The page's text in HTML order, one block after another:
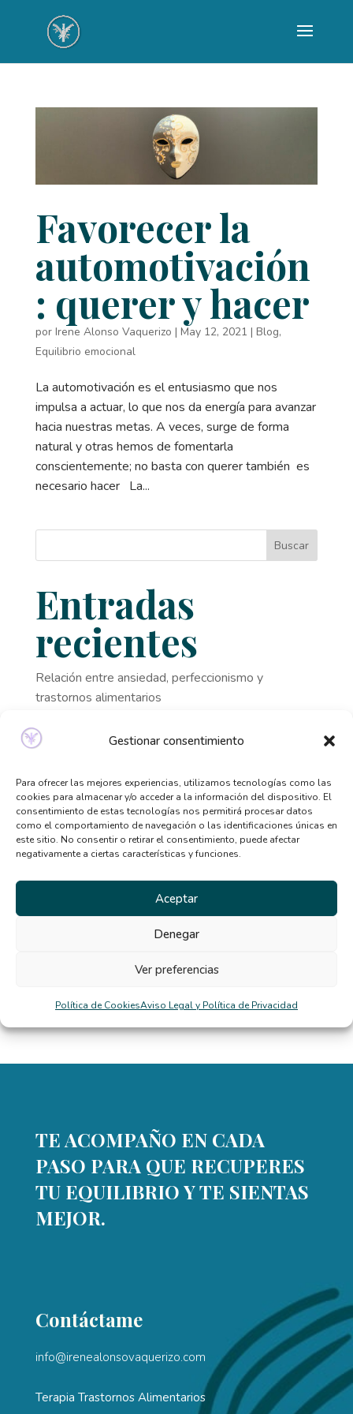
Gestionar consentimiento
Para ofrecer las mejores experiencias, utilizamos tecnologías como las
cookies para almacenar y/o acceder a la información del dispositivo. El
consentimiento de estas tecnologías nos permitirá procesar datos
como el comportamiento de navegación o las identificaciones únicas en
este sitio. No consentir o retirar el consentimiento, puede afectar
negativamente a ciertas características y funciones.
Aceptar
Denegar
Ver preferencias
Política de CookiesAviso Legal y Política de Privacidad
Favorecer la
automotivación
: querer y hacer
por Irene Alonso Vaquerizo | May 12, 2021 | Blog,
Equilibrio emocional
La automotivación es el entusiasmo que nos
impulsa a actuar, lo que nos da energía para avanzar
hacia nuestras metas. A veces, surge de forma
natural y otras hemos de fomentarla
conscientemente; no basta con querer también es
necesario hacer La...
Buscar
Entradas
recientes
Relación entre ansiedad, perfeccionismo y
trastornos alimentarios
sabías
síntomas
Beneficios de la terapia desde casa: por qué cada
vez más personas la eligen
El TCA y la distorsión de la imagen corporal en
verano
Comentarios
recientes
diegoenLa rigidez mental nos dificulta la vida
TE ACOMPAÑO EN CADA
PASO PARA QUE RECUPERES
TU EQUILIBRIO Y TE SIENTAS
MEJOR.
Contáctame
info@irenealonsovaquerizo.com
Terapia Trastornos Alimentarios